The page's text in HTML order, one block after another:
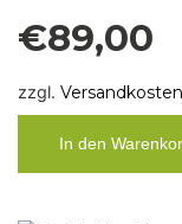
€89,00
zzgl. Versandkosten
In den